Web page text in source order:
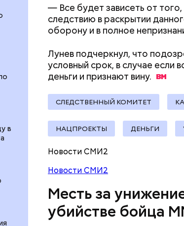
в
— Все будет зависеть от
следствию в раскрытии
оборону и в полное
Лунев подчеркнул, что
условный срок, в случае если
деньги и признают вину.
СЛЕДСТВЕННЫЙ КОМИТЕТ
НАЦПРОЕКТЫ ДЕНЬГИ
Новости СМИ2
Новости СМИ2
Месть за
убийстве бойца
По данному факту СК возбудил
уголовного делавзял на
комитета России Александр
— Мое глубокое убеждение —
специалистом и хорошей
родители, воспитавшие